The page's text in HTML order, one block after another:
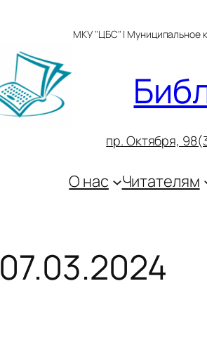
МКУ "ЦБС" | Муниципальное
пр. Октября, 9
О нас Читателям
07.03.2024